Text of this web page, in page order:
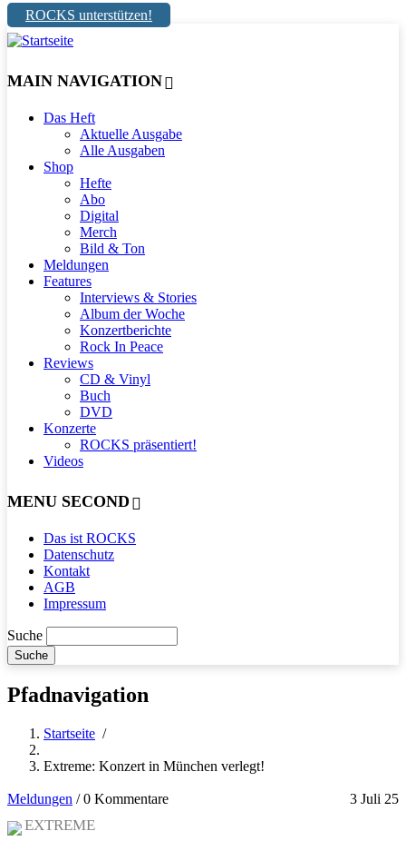
ROCKS unterstützen!
MAIN NAVIGATION
Das Heft
Aktuelle Ausgabe
Alle Ausgaben
Shop
Hefte
Abo
Digital
Merch
Bild & Ton
Meldungen
Features
Interviews & Stories
Album der Woche
Konzertberichte
Rock In Peace
Reviews
CD & Vinyl
Buch
DVD
Konzerte
ROCKS präsentiert!
Videos
MENU SECOND
Das ist ROCKS
Datenschutz
Kontakt
AGB
Impressum
Suche
Pfadnavigation
Startseite /
Extreme: Konzert in München verlegt!
Meldungen 3 Juli 25
/0 Kommentare
EXTREME